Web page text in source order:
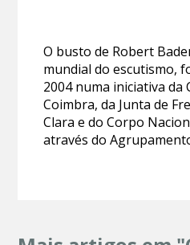
O busto de Robert
mundial do escutismo,
2004 numa iniciativa da
Coimbra, da Junta de
Clara e do Corpo
através do